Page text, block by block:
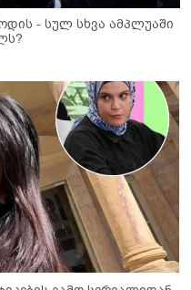
- სულ სხვა ამპლუაში